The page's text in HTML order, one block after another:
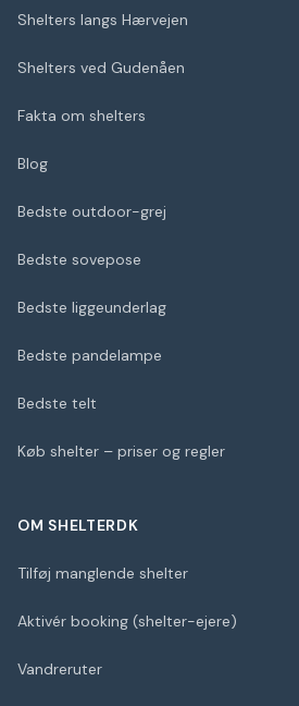
Shelters langs Hærvejen
Shelters ved Gudenåen
Fakta om shelters
Blog
Bedste outdoor-grej
Bedste sovepose
Bedste liggeunderlag
Bedste pandelampe
Bedste telt
Køb shelter – priser og regler
OM SHELTERDK
Tilføj manglende shelter
Aktivér booking (shelter-ejere)
Vandreruter